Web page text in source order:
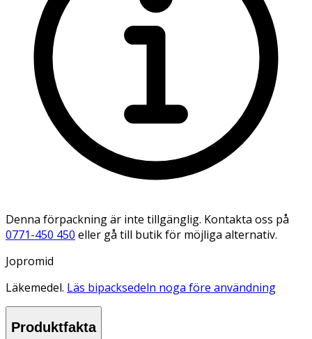
Denna förpackning är inte tillgänglig. Kontakta oss på
0771-450 450 eller gå till butik för möjliga alternativ.
Jopromid
Läkemedel. Läs bipacksedeln noga före användning
Produktfakta